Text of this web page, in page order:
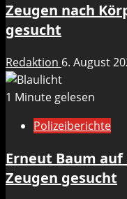
Zeugen nach
gesucht
Redaktion 6. August
1 Minute gelesen
Polizeiberichte
Erneut Baum
Zeugen gesucht